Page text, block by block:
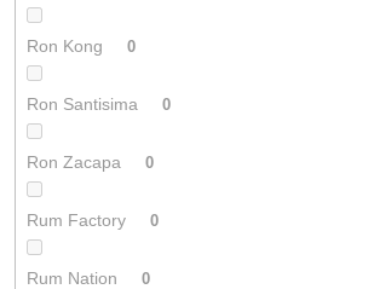
Ron Kong 0
Ron Santisima 0
Ron Zacapa 0
Rum Factory 0
Rum Nation 0